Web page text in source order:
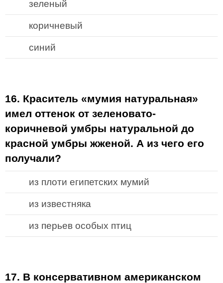
зеленый
коричневый
синий
16. Краситель «мумия натуральная»
имел оттенок от зеленовато-
коричневой умбры натуральной до
красной умбры жженой. А из чего его
получали?
из плоти египетских мумий
из известняка
из перьев особых птиц
17. В консервативном американском